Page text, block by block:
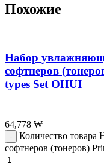
Похожие
Набор
софтнеров
types Set OHUI
64,778 ₩
Количество
софтнеров (тонеров)